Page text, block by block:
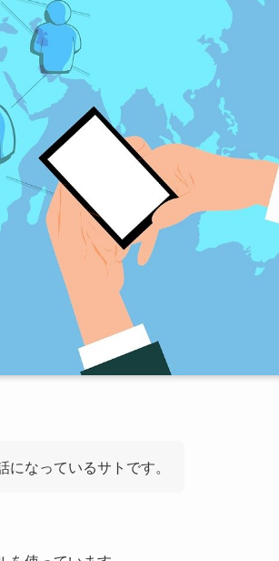
なっているサトです。